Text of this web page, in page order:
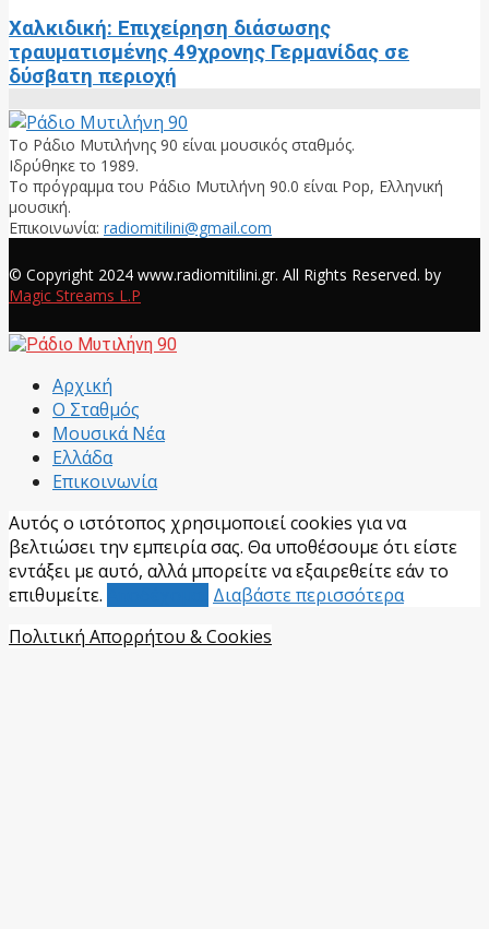
Χαλκιδική: Επιχείρηση διάσωσης
τραυματισμένης 49χρονης Γερμανίδας σε
δύσβατη περιοχή
Το Ράδιο Μυτιλήνης 90 είναι μουσικός σταθμός.
Ιδρύθηκε το 1989.
Το πρόγραμμα του Ράδιο Μυτιλήνη 90.0 είναι Pop, Ελληνική
μουσική.
Επικοινωνία: radiomitilini@gmail.com
© Copyright 2024 www.radiomitilini.gr. All Rights Reserved. by
Magic Streams L.P
Αρχική
Ο Σταθμός
Μουσικά Νέα
Ελλάδα
Επικοινωνία
Αυτός ο ιστότοπος χρησιμοποιεί cookies για να
βελτιώσει την εμπειρία σας. Θα υποθέσουμε ότι είστε
εντάξει με αυτό, αλλά μπορείτε να εξαιρεθείτε εάν το
επιθυμείτε.
Διαβάστε περισσότερα
Πολιτική Απορρήτου & Cookies